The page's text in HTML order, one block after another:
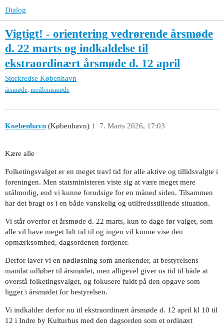
Dialog
Vigtigt! - orientering vedrørende årsmøde
d. 22 marts og indkaldelse til
ekstraordinært årsmøde d. 12 april
Storkredse København
årsmøde medlemsmøde
Koebenhavn (København) 7. Marts 2026, 17:03
1
Kære alle
Folketingsvalget er en meget travl tid for alle aktive og tillidsvalgte i
foreningen. Men statsministeren viste sig at være meget mere
utålmodig, end vi kunne forudsige for en måned siden. Tilsammen
har det bragt os i en både vanskelig og utilfredsstillende situation.
Vi står overfor et årsmøde d. 22 marts, kun to dage før valget, som
alle vil have meget lidt tid til og ingen vil kunne vise den
opmærksomhed, dagsordenen fortjener.
Derfor laver vi en nødløsning som anerkender, at bestyrelsens
mandat udløber til årsmødet, men alligevel giver os tid til både at
overstå folketingsvalget, og fokusere fuldt på den opgave som
ligger i årsmødet for bestyrelsen.
Vi indkalder derfor nu til ekstraordinært årsmøde d. 12 april kl 10 til
12 i Indre by Kulturhus med den dagsorden som et ordinært